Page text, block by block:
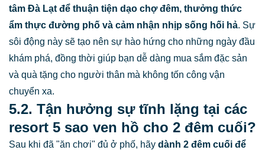
tâm Đà Lạt để thuận tiện dạo chợ đêm, thưởng thức
ẩm thực đường phố và cảm nhận nhịp sống hối hả. Sự
sôi động này sẽ tạo nên sự hào hứng cho những ngày đầu
khám phá, đồng thời giúp bạn dễ dàng mua sắm đặc sản
và quà tặng cho người thân mà không tốn công vận
chuyển xa.
5.2. Tận hưởng sự tĩnh lặng tại các
resort 5 sao ven hồ cho 2 đêm cuối?
Sau khi đã "ăn chơi" đủ ở phố, hãy dành 2 đêm cuối để